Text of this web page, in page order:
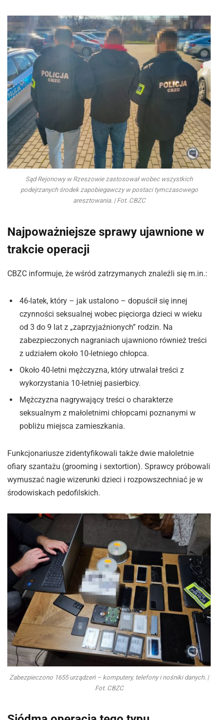
Sąd Rejonowy w Rzeszowie zastosował wobec wszystkich
podejrzanych środek zapobiegawczy w postaci tymczasowego
aresztowania. | Fot. CBZC
Najpoważniejsze sprawy ujawnione w
trakcie operacji
CBZC informuje, że wśród zatrzymanych znaleźli się m.in.:
46-latek, który – jak ustalono – dopuścił się innej
czynności seksualnej wobec pięciorga dzieci w wieku
od 3 do 9 lat z „zaprzyjaźnionych” rodzin. Na
zabezpieczonych nagraniach ujawniono również treści
z udziałem około 10-letniego chłopca.
Około 40-letni mężczyzna, który utrwalał treści z
wykorzystania 10-letniej pasierbicy.
Mężczyzna nagrywający treści o charakterze
seksualnym z małoletnimi chłopcami poznanymi w
pobliżu miejsca zamieszkania.
Funkcjonariusze zidentyfikowali także dwie małoletnie
ofiary szantażu (grooming i sextortion). Sprawcy próbowali
wymuszać nagie wizerunki dzieci i rozpowszechniać je w
środowiskach pedofilskich.
Zabezpieczono 1655 urządzeń – komputery, telefony i nośniki danych. |
Fot. CBZC